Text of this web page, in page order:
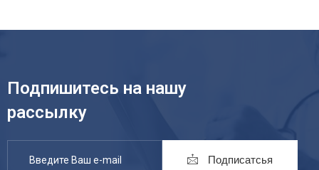
Подпишитесь на нашу
рассылку
Подписатсья